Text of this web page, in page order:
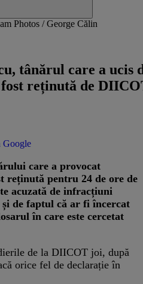
Photos / George Călin
tânărul care a ucis
reținută de
Google
care a provocat
reținută pentru 24 de ore de
acuzată de infracțiuni
de faptul că ar fi încercat
în care este cercetat
de la DIICOT joi, după
orice fel de declarație în